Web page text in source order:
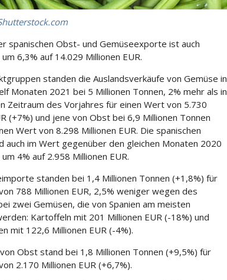
spanischen Obst- und Gemüseexporte ist auch
6,3% auf 14.029 Millionen EUR.
standen die Auslandsverkäufe von Gemüse in
Monaten 2021 bei 5 Millionen Tonnen, 2% mehr als in
Zeitraum des Vorjahres für einen Wert von 5.730
(+7%) und jene von Obst bei 6,9 Millionen Tonnen
Wert von 8.298 Millionen EUR. Die spanischen
auch im Wert gegenüber den gleichen Monaten 2020
4% auf 2.958 Millionen EUR.
standen bei 1,4 Millionen Tonnen (+1,8%) für
788 Millionen EUR, 2,5% weniger wegen des
zwei Gemüsen, die von Spanien am meisten
Kartoffeln mit 201 Millionen EUR (-18%) und
mit 122,6 Millionen EUR (-4%).
Obst stand bei 1,8 Millionen Tonnen (+9,5%) für
2.170 Millionen EUR (+6,7%).